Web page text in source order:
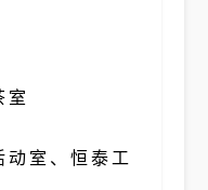
室
动室、恒泰工